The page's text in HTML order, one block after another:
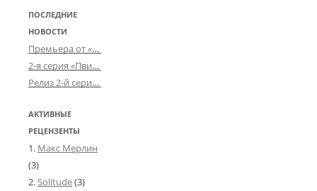
ПОСЛЕДНИЕ
НОВОСТИ
Премьера от «Усталого королевства»: «Игорь начал»
2-я серия «Пвин Тикса» от 2-D
Релиз 2-й серии «БДСМ-людей» от «Аркада Фильм»
АКТИВНЫЕ
РЕЦЕНЗЕНТЫ
Макс Мерлин
(3)
Solitude(3)